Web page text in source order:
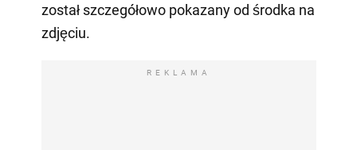
został szczegółowo pokazany od środka na
zdjęciu.
REKLAMA